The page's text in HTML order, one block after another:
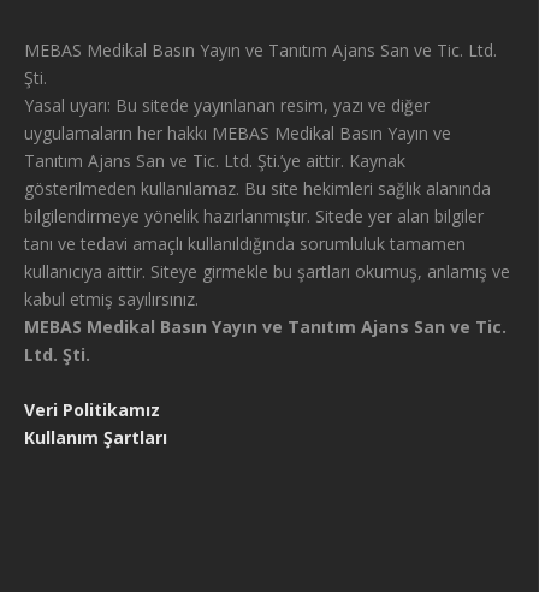
MEBAS Medikal Basın Yayın ve Tanıtım Ajans San ve Tic. Ltd.
Şti.
Yasal uyarı: Bu sitede yayınlanan resim, yazı ve diğer
uygulamaların her hakkı MEBAS Medikal Basın Yayın ve
Tanıtım Ajans San ve Tic. Ltd. Şti.’ye aittir. Kaynak
gösterilmeden kullanılamaz. Bu site hekimleri sağlık alanında
bilgilendirmeye yönelik hazırlanmıştır. Sitede yer alan bilgiler
tanı ve tedavi amaçlı kullanıldığında sorumluluk tamamen
kullanıcıya aittir. Siteye girmekle bu şartları okumuş, anlamış ve
kabul etmiş sayılırsınız.
MEBAS Medikal Basın Yayın ve Tanıtım Ajans San ve Tic.
Ltd. Şti.
Veri Politikamız
Kullanım Şartları